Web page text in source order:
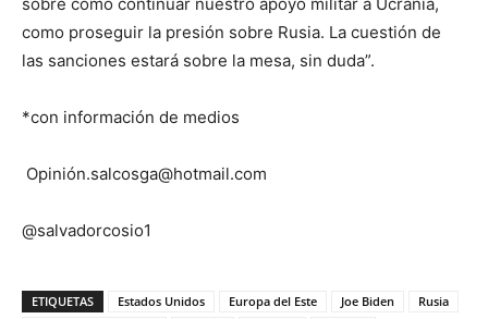
como proseguir la presión sobre Rusia. La cuestión de
las sanciones estará sobre la mesa, sin duda”.
*con información de medios
Opinión.salcosga@hotmail.com
@salvadorcosio1
ETIQUETAS Estados Unidos Europa del Este Joe Biden Rusia